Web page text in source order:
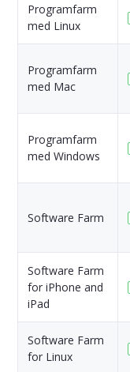
Programfarm
med Linux
Programfarm
med Mac
Programfarm
med Windows
Software Farm
Software Farm
for iPhone and
iPad
Software Farm
for Linux